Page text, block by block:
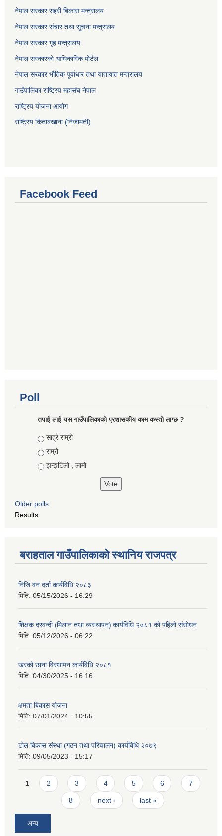
नेपाल सरकार सहरी बिकास मन्त्रालय
नेपाल सरकार संचार तथा सूचना मन्त्रालय
नेपाल सरकार गृह मन्त्रालय
नेपाल सरकारको आधिकारिक पोर्टल
नेपाल सरकार भौतिक पूर्वाधार तथा यातायात मन्त्रालय
गाउँपालिका राष्ट्रिय महासंघ नेपाल
राष्ट्रिय योजना आयोग
राष्ट्रिय किताबखाना (निजामती)
Facebook Feed
Poll
तपाई लाई यस गाउँपालिकाको प्रशासकीय काम कस्तो लाग्छ ?
Choices
साह्रै राम्रो
राम्रो
झन्झटिलो , लामो
Older polls
Results
बराहताल गाउँपालिकाको स्थानिय राजपत्र
निजि वन दर्ता कार्यविधि २०८३
मिति: 05/15/2026 - 16:29
शिक्षक दरवन्दी (मिलान तथा व्यस्थापन) कार्यविधि २०८१ को पहिलो संसोधन
मिति: 05/12/2026 - 06:22
खरको छाना विस्थापन कार्यविधि २०८१
मिति: 04/30/2025 - 16:16
क्षमता बिकास योजना
मिति: 07/01/2024 - 10:55
टोल बिकास संस्था (गठन तथा परिचालन) कार्यबिधि २०७९
मिति: 09/05/2023 - 15:17
Pages
1 2 3 4 5 6 7
8 next › last »
अन्य